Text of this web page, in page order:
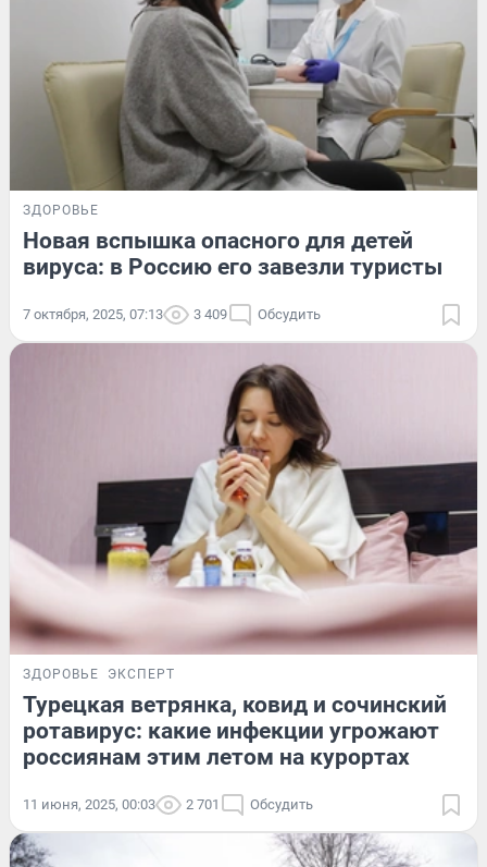
ЗДОРОВЬЕ
Новая вспышка опасного для детей
вируса: в Россию его завезли туристы
7 октября, 2025, 07:13 3 409 Обсудить
ЗДОРОВЬЕ ЭКСПЕРТ
Турецкая ветрянка, ковид и сочинский
ротавирус: какие инфекции угрожают
россиянам этим летом на курортах
11 июня, 2025, 00:03 2 701 Обсудить